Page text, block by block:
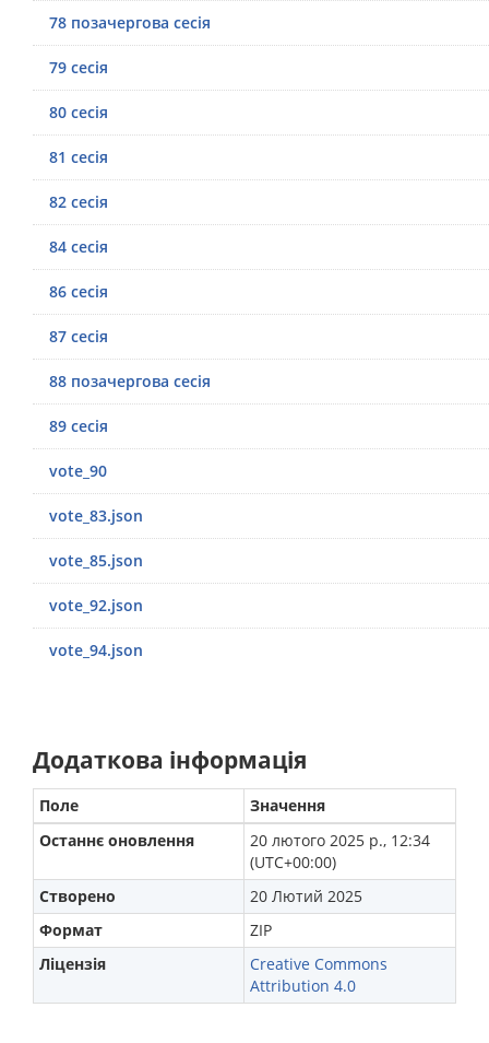
78 позачергова сесія
79 сесія
80 сесія
81 сесія
82 сесія
84 сесія
86 сесія
87 сесія
88 позачергова сесія
89 cесія
vote_90
vote_83.json
vote_85.json
vote_92.json
vote_94.json
Додаткова інформація
Поле
Значення
Останнє оновлення
20 лютого 2025 р., 12:34
(UTC+00:00)
Створено
20 Лютий 2025
Формат
ZIP
Ліцензія
Creative Commons
Attribution 4.0